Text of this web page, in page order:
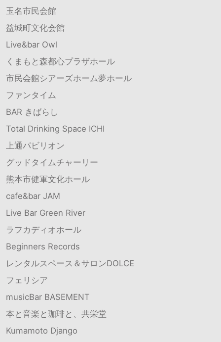
玉名市民会館
益城町文化会館
Live&bar Owl
くまもと森都心プラザホール
市民会館シアーズホーム夢ホール
ファンタイム
BAR きばらし
Total Drinking Space ICHI
上通パビリオン
グッドタイムチャーリー
熊本市健軍文化ホール
cafe&bar JAM
Live Bar Green River
ラフカディオホール
Beginners Records
レンタルスペース＆サロンDOLCE
フェリシア
musicBar BASEMENT
本と音楽と珈琲と、共栄堂
Kumamoto Django